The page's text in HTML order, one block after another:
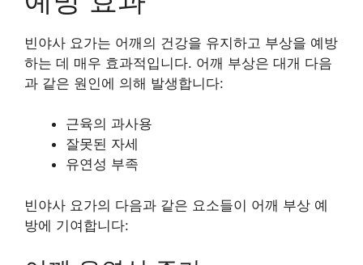
빈야사 요가는 어깨의 건강을 유지하고 부상을 예방
하는 데 매우 효과적입니다. 어깨 부상은 대개 다음
과 같은 원인에 의해 발생합니다:
근육의 과사용
잘못된 자세
유연성 부족
빈야사 요가의 다음과 같은 요소들이 어깨 부상 예
방에 기여합니다: